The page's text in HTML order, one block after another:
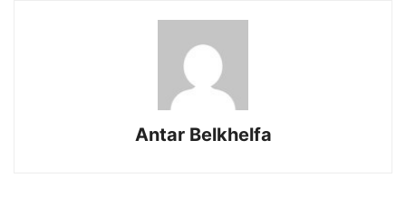
Antar Belkhelfa